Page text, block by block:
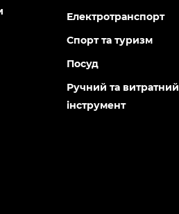
Електротранспорт
Спорт та туризм
Посуд
Ручний та витратний
інструмент